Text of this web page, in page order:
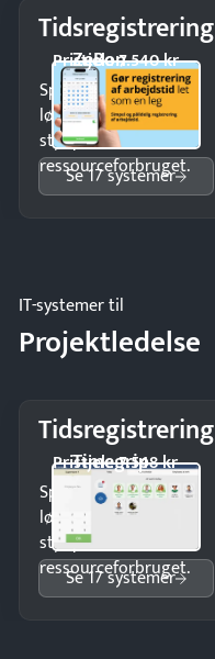
Tidsregistrering
ZeBon
Pristjek: 7.540 kr
Spar tid på
lønberegning og få
styr på
ressourceforbruget.
Se 17 systemer
IT-systemer til
Projektledelse
Tidsregistrering
Timegrip
Pristjek: 7.548 kr
Spar tid på
lønberegning og få
styr på
ressourceforbruget.
Se 17 systemer